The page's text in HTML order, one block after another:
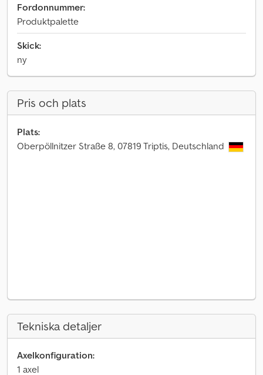
Fordonnummer:
Produktpalette
Skick:
ny
Pris och plats
Plats:
Oberpöllnitzer Straße 8, 07819 Triptis, Deutschland
Tekniska detaljer
Axelkonfiguration:
1 axel